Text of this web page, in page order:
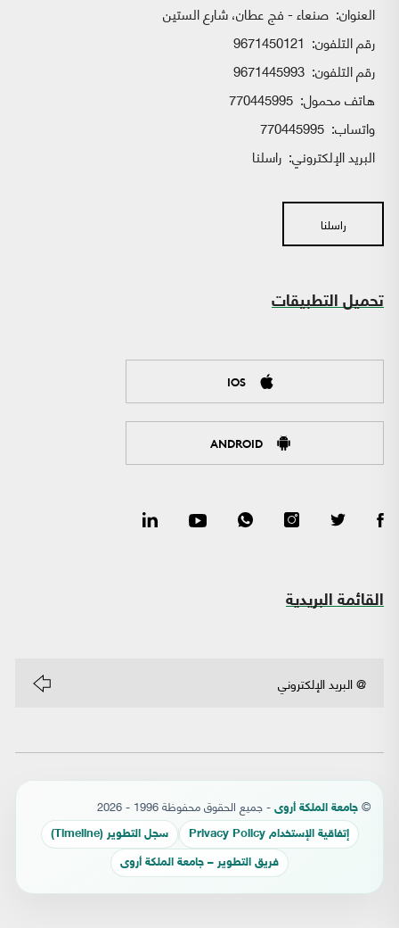
العنوان: صنعاء - فج عطان، شارع الستين
رقم التلفون: 9671450121
رقم التلفون: 9671445993
هاتف محمول: 770445995
واتساب:
البريد الإلكتروني: راسلنا
راسلنا
تحميل التطبيقات
IOS
ANDROID
القائمة البريدية
© جامعة الملكة أروى - جميع الحقوق محفوظة 1996 - 2026
إتفاقية الإستخدام Privacy Policy سجل التطوير (Timeline)
فريق التطوير – جامعة الملكة أروى